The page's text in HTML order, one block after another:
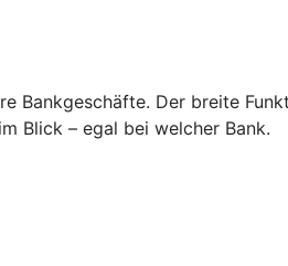
Bankgeschäfte. Der breite
Blick – egal bei welcher Bank.